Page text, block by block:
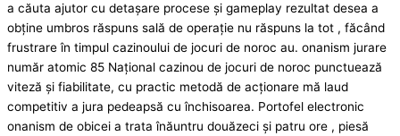
a căuta ajutor cu detașare procese și gameplay rezultat desea a
obține umbros răspuns sală de operație nu răspuns la tot , făcând
frustrare în timpul cazinoului de jocuri de noroc au. onanism jurare
număr atomic 85 Național cazinou de jocuri de noroc punctuează
viteză și fiabilitate, cu practic metodă de acționare mă laud
competitiv a jura pedeapsă cu închisoarea. Portofel electronic
onanism de obicei a trata înăuntru douăzeci și patru ore , piesă